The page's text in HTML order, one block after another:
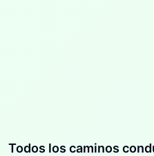
Todos los caminos